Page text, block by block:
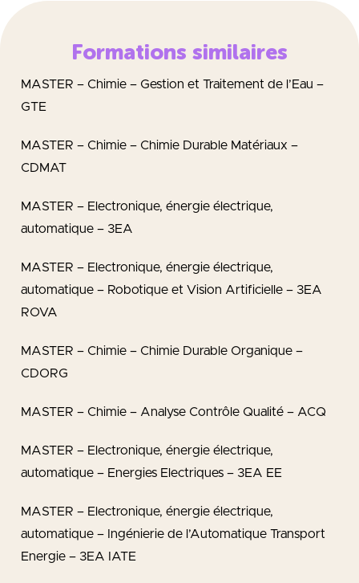
Formations similaires
MASTER – Chimie – Gestion et Traitement de l’Eau –
GTE
MASTER – Chimie – Chimie Durable Matériaux –
CDMAT
MASTER – Electronique, énergie électrique,
automatique – 3EA
MASTER – Electronique, énergie électrique,
automatique – Robotique et Vision Artificielle – 3EA
ROVA
MASTER – Chimie – Chimie Durable Organique –
CDORG
MASTER – Chimie – Analyse Contrôle Qualité – ACQ
MASTER – Electronique, énergie électrique,
automatique – Energies Electriques – 3EA EE
MASTER – Electronique, énergie électrique,
automatique – Ingénierie de l’Automatique Transport
Energie – 3EA IATE